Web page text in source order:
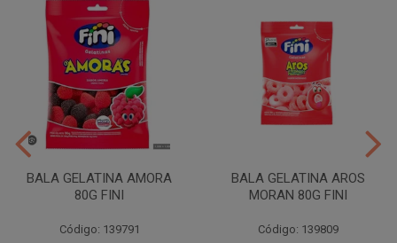
BALA GELATINA AMORA
80G FINI
Código: 139791
BALA GELATINA AROS
MORAN 80G FINI
Código: 139809